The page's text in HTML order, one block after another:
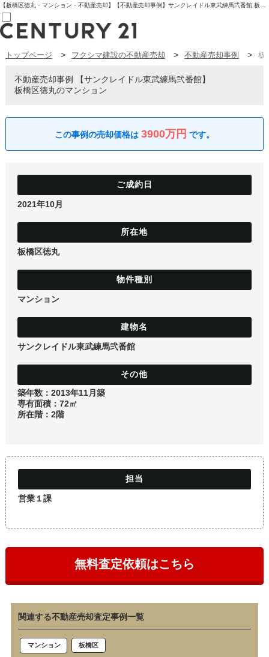
売買部
賃貸部
03-6912-3505
新規会員登録
物件閲覧履歴
購入TOP
学区から探す
町名から探す
新築戸建て
中古戸建て
トップページ フクシマ建設の不動産売却 不動産売却事例 板
不動産売却事例
サンクレイドル東武練馬弐番館
板橋区徳丸のマンション
3900万円
2021年10月
板橋区徳丸
マンション
サンクレイドル東武練馬弐番館
築年数：2013年11月築
専有面積：72㎡
所在階：2階
営業１課
無料査定依頼はこちら
関連する不動産売却査定事例一覧
マンション 板橋区